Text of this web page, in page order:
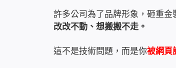
許多公司為了品牌形象，砸重
改改不動、想搬搬不走。
這不是技術問題，而是你被網頁